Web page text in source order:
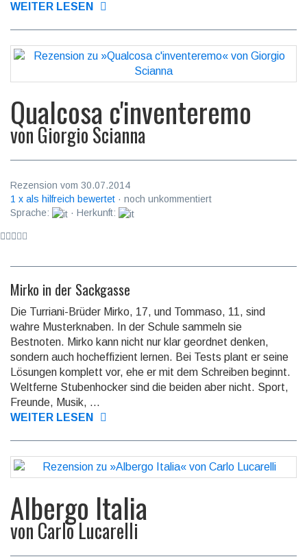
WEITER LESEN
Qualcosa c'inventeremo
vonGiorgio Scianna
Rezension vom 30.07.2014
1 x als hilfreich bewertet · noch unkommentiert
Sprache:
· Herkunft:
Mirko in der Sackgasse
Die Turriani-Brüder Mirko, 17, und Tommaso, 11, sind
wahre Musterknaben. In der Schule sammeln sie
Bestnoten. Mirko kann nicht nur klar geordnet denken,
sondern auch hocheffizient lernen. Bei Tests plant er seine
Lösungen komplett vor, ehe er mit dem Schrei­ben beginnt.
Weltferne Stubenhocker sind die bei­den aber nicht. Sport,
Freunde, Musik, ...
WEITER LESEN
Albergo Italia
vonCarlo Lucarelli